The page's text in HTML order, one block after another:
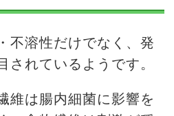
不溶性だけでなく、発
されているようです。
維は腸内細菌に影響を